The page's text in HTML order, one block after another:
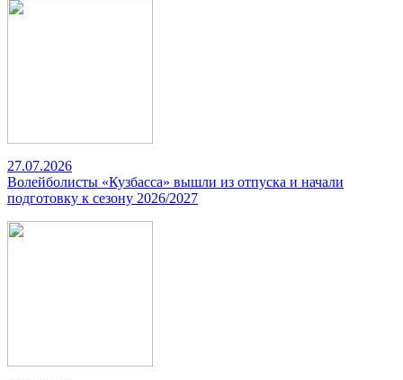
27.07.2026
Волейболисты «Кузбасса» вышли из отпуска и начали
подготовку к сезону 2026/2027